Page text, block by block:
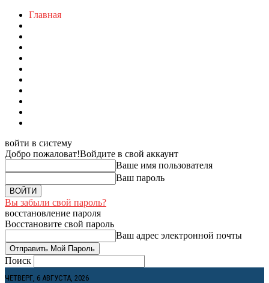
Главная
войти в систему
Добро пожаловат!Войдите в свой аккаунт
Ваше имя пользователя
Ваш пароль
Вы забыли свой пароль?
восстановление пароля
Восстановите свой пароль
Ваш адрес электронной почты
Поиск
ЧЕТВЕРГ, 6 АВГУСТА, 2026